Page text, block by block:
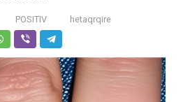
POSITIV hetaqrqire